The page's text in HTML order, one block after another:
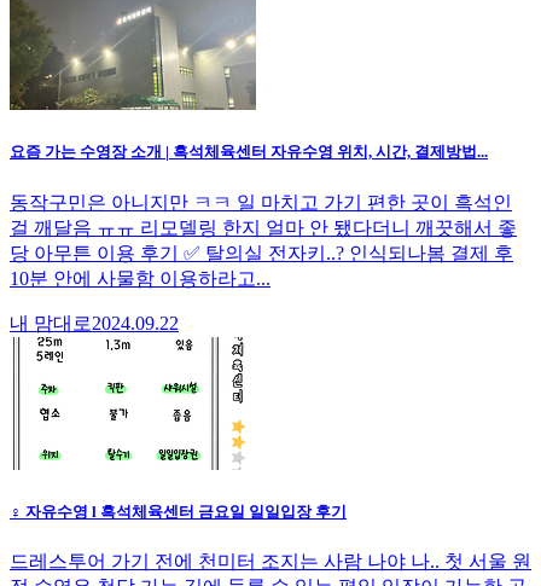
요즘 가는 수영장 소개 | 흑석체육센터 자유수영 위치, 시간, 결제방법...
동작구민은 아니지만 ㅋㅋ 일 마치고 가기 편한 곳이 흑석인
걸 깨달음 ㅠㅠ 리모델링 한지 얼마 안 됐다더니 깨끗해서 좋
당 아무튼 이용 후기 ✅ 탈의실 전자키..? 인식되나봄 결제 후
10분 안에 사물함 이용하라고...
내 맘대로2024.09.22
♀️ 자유수영 l 흑석체육센터 금요일 일일입장 후기
드레스투어 가기 전에 천미터 조지는 사람 나야 나.. 첫 서울 원